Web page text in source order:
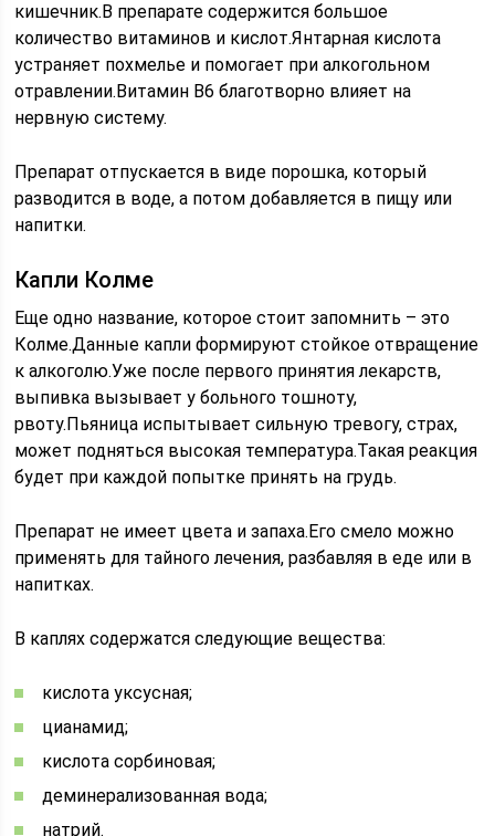
кишечник.В препарате содержится большое
количество витаминов и кислот.Янтарная кислота
устраняет похмелье и помогает при алкогольном
отравлении.Витамин В6 благотворно влияет на
нервную систему.
Препарат отпускается в виде порошка, который
разводится в воде, а потом добавляется в пищу или
напитки.
Капли Колме
Еще одно название, которое стоит запомнить – это
Колме.Данные капли формируют стойкое отвращение
к алкоголю.Уже после первого принятия лекарств,
выпивка вызывает у больного тошноту,
рвоту.Пьяница испытывает сильную тревогу, страх,
может подняться высокая температура.Такая реакция
будет при каждой попытке принять на грудь.
Препарат не имеет цвета и запаха.Его смело можно
применять для тайного лечения, разбавляя в еде или в
напитках.
В каплях содержатся следующие вещества:
кислота уксусная;
цианамид;
кислота cорбиновая;
деминерализованная вода;
натрий.